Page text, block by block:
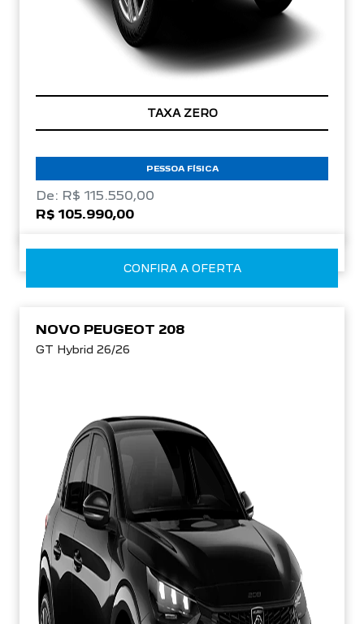
TAXA ZERO
PESSOA FÍSICA
De: R$ 115.550,00
R$ 105.990,00
CONFIRA A OFERTA
NOVO PEUGEOT 208
GT Hybrid 26/26